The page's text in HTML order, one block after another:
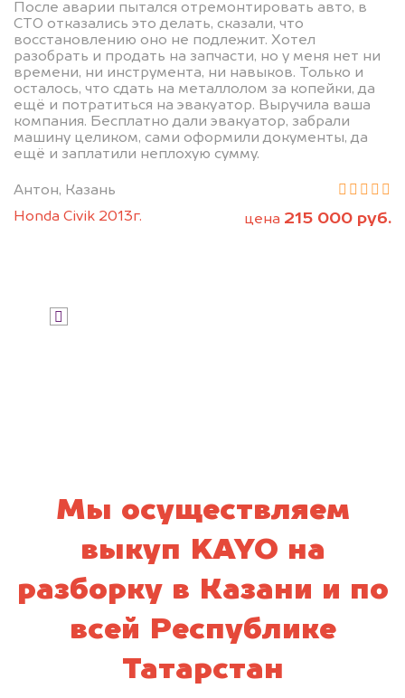
После аварии пытался отремонтировать авто, в
СТО отказались это делать, сказали, что
восстановлению оно не подлежит. Хотел
разобрать и продать на запчасти, но у меня нет ни
времени, ни инструмента, ни навыков. Только и
осталось, что сдать на металлолом за копейки, да
ещё и потратиться на эвакуатор. Выручила ваша
компания. Бесплатно дали эвакуатор, забрали
машину целиком, сами оформили документы, да
ещё и заплатили неплохую сумму.
Антон, Казань
Honda Civik 2013г.
цена 215 000 руб.
разборку.
Мы купим ваше авто на 20.000 руб.
дороже, чем предлагают на
автоаукционах.
Мы осуществляем
выкуп KAYO на
разборку в Казани и по
всей Республике
Татарстан